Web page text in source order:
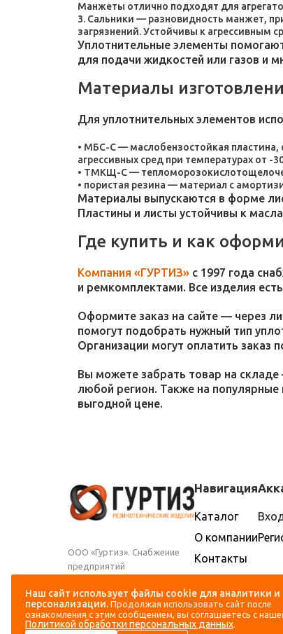
Манжеты отлично подходят для
Сальники — разновидность манжет,
загрязнений. Устойчивы к агрессивным
Уплотнительные элементы
для подачи жидкостей или газов и
Материалы
Для уплотнительных элементов
МБС-С — маслобензостойкая пластина,
агрессивных сред при температурах от -
ТМКЩ-С —
пористая резина — материал с
Материалы выпускаются в форме
Пластины и листы устойчивы к
Где купить и как
Компания «ГУРТИЗ» с 1997 года
и ремкомплектами. Все изделия
Оформите заказ на сайте — через
помогут подобрать нужный тип
Организации могут оплатить заказ
Вы можете забрать товар на
любой регион. Также на
выгодной цене.
ООО «Гуртиз». Снабжение
предприятий
сельского хозяйства
резиновыми техническими
изделиями
Навигация
Каталог
О компании
Контакты
оплата
Наш сайт использует файлы cookie для аналитики и
персонализации. Продолжая использовать сайт после
ознакомления с этим сообщением, вы соглашаетесь с
Политикой обработки персональных данных.